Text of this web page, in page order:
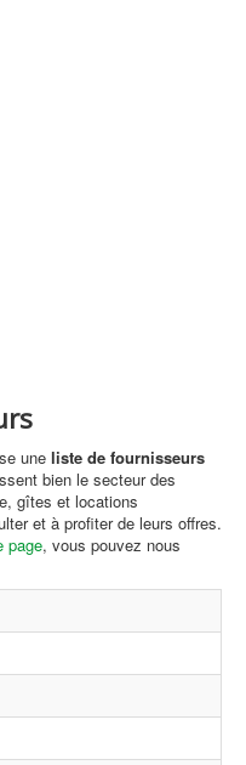
une liste de fournisseurs
bien le secteur des
gîtes et locations
et à profiter de leurs offres.
page, vous pouvez nous